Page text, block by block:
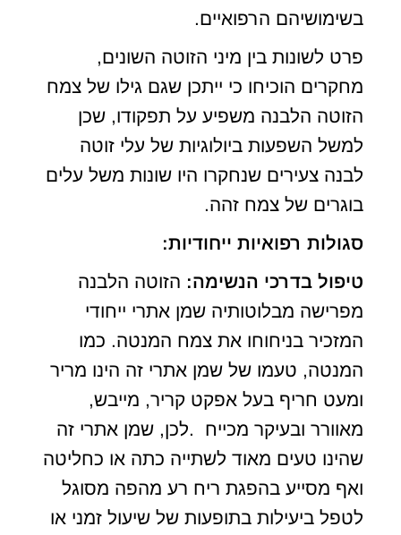
בשימושיהם הרפואיים.
פרט לשונות בין מיני הזוטה השונים,
מחקרים הוכיחו כי ייתכן שגם גילו של צמח
הזוטה הלבנה משפיע על תפקודו, שכן
למשל השפעות ביולוגיות של עלי זוטה
לבנה צעירים שנחקרו היו שונות משל עלים
בוגרים של צמח זהה.
סגולות רפואיות ייחודיות:
טיפול בדרכי הנשימה: הזוטה הלבנה
מפרישה מבלוטותיה שמן אתרי ייחודי
המזכיר בניחוחו את צמח המנטה. כמו
המנטה, טעמו של שמן אתרי זה הינו מריר
ומעט חריף בעל אפקט קריר, מייבש,
מאוורר ובעיקר מכייח .לכן, שמן אתרי זה
שהינו טעים מאוד לשתייה כתה או כחליטה
ואף מסייע בהפגת ריח רע מהפה מסוגל
לטפל ביעילות בתופעות של שיעול זמני או